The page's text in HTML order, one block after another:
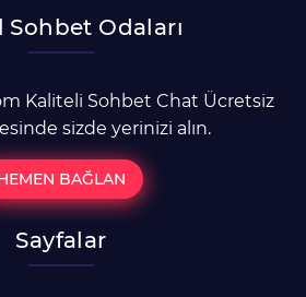
Sohbet Odaları
Kaliteli Sohbet Chat Ücretsiz
sizde yerinizi alın.
BAĞLAN
Sayfalar